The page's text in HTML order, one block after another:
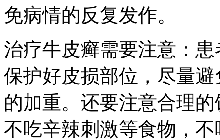
免病情的反复发作。
治疗牛皮癣需要注意：
保护好皮损部位，尽量
的加重。还要注意合理
不吃辛辣刺激等食物，